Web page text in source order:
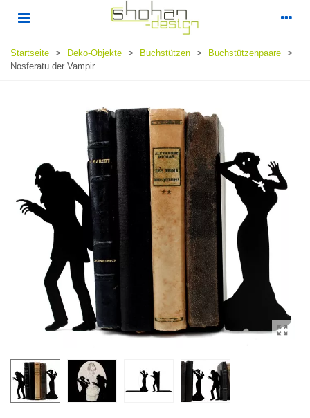
Startseite > Deko-Objekte > Buchstützen > Buchstützenpaare >
Nosferatu der Vampir